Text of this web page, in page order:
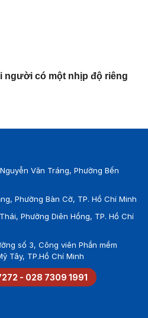
người có một nhịp độ riêng
Văn Tráng, Phường Bến
Phường Bàn Cờ, TP. Hồ Chí Minh
Phường Diên Hồng, TP. Hồ Chí
số 3, Công viên Phần mềm
Tây, TP.Hồ Chí Minh
- 028 7309 1991